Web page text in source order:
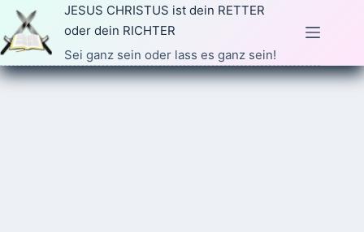
Zum
Inhalt
springen
JESUS CHRISTUS ist dein RETTER
oder dein RICHTER
Sei ganz sein oder lass es ganz sein!